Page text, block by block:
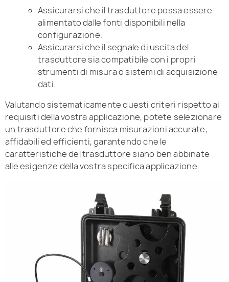
Assicurarsi che il trasduttore possa essere
alimentato dalle fonti disponibili nella
configurazione.
Assicurarsi che il segnale di uscita del
trasduttore sia compatibile con i propri
strumenti di misura o sistemi di acquisizione
dati.
Valutando sistematicamente questi criteri rispetto ai
requisiti della vostra applicazione, potete selezionare
un trasduttore che fornisca misurazioni accurate,
affidabili ed efficienti, garantendo che le
caratteristiche del trasduttore siano ben abbinate
alle esigenze della vostra specifica applicazione.